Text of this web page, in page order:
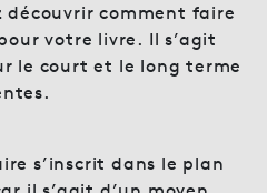
découvrir comment faire
votre livre. Il s’agit
le court et le long terme
s’inscrit dans le plan